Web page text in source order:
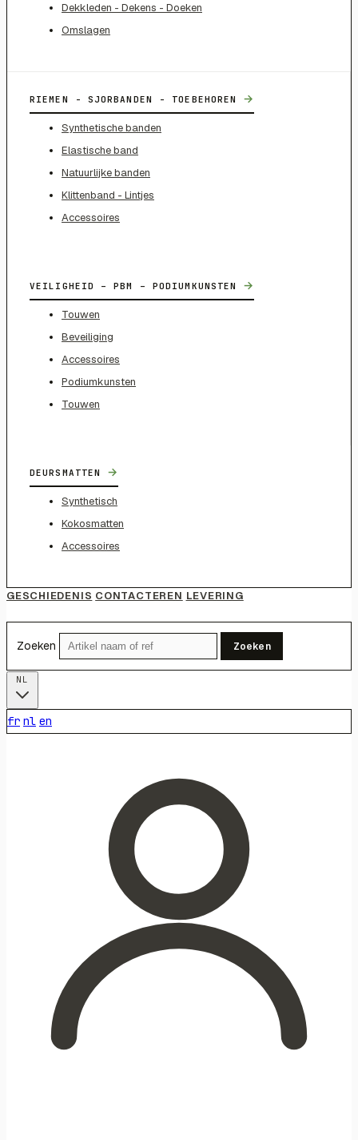
Dekkleden - Dekens - Doeken
Omslagen
RIEMEN - SJORBANDEN - TOEBEHOREN →
Synthetische banden
Elastische band
Natuurlijke banden
Klittenband - Lintjes
Accessoires
VEILIGHEID – PBM – PODIUMKUNSTEN →
Touwen
Beveiliging
Accessoires
Podiumkunsten
Touwen
DEURSMATTEN →
Synthetisch
Kokosmatten
Accessoires
GESCHIEDENIS CONTACTEREN LEVERING
Zoeken Zoeken
fr nl en